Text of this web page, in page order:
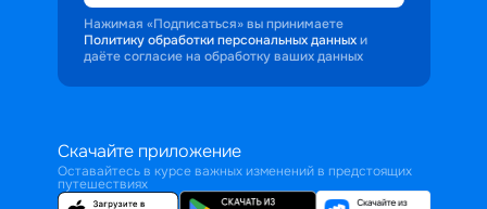
Нажимая «Подписаться» вы принимаете
Политику обработки персональных данных и
даёте согласие на обработку ваших данных
Скачайте приложение
Оставайтесь в курсе важных изменений в предстоящих
путешествиях